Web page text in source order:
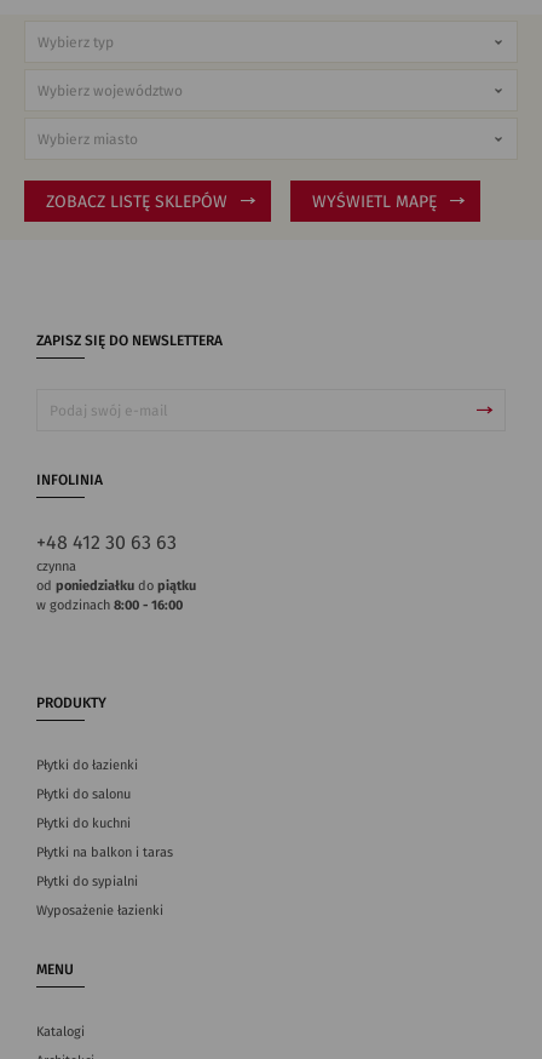
ZOBACZ LISTĘ SKLEPÓW WYŚWIETL MAPĘ
ZAPISZ SIĘ DO NEWSLETTERA
INFOLINIA
+48 412 30 63 63
czynna
od poniedziałku do piątku
w godzinach 8:00 - 16:00
PRODUKTY
Płytki do łazienki
Płytki do salonu
Płytki do kuchni
Płytki na balkon i taras
Płytki do sypialni
Wyposażenie łazienki
MENU
Katalogi